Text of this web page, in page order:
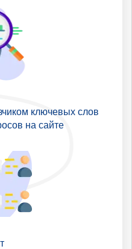
ключевых слов
на сайте